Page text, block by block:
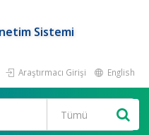
Sistemi
Araştırmacı Girişi English